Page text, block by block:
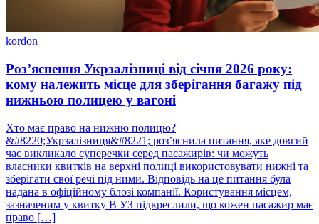
kordon
Роз’яснення Укрзалізниці від січня 2026 року:
кому належить місце для зберігання багажу під
нижньою полицею у вагоні
Хто має право на нижню полицю?
&#8220;Укрзалізниця&#8221; роз’яснила питання, яке довгий
час викликало суперечки серед пасажирів: чи можуть
власники квитків на верхні полиці використовувати нижні та
зберігати свої речі під ними. Відповідь на це питання була
надана в офіційному блозі компанії. Користування місцем,
зазначеним у квитку В УЗ підкреслили, що кожен пасажир має
право […]